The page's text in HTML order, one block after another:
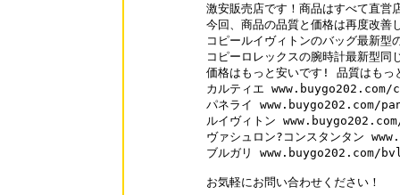
激安販売店です！商品はすべて直営
今回、商品の品質と価格は再度改善
コピールイヴィトンのバッグ最新型
コピーロレックスの腕時計最新型同
価格はもっと安いです! 品質はもっ
カルティエ
パネライ www.buygo202.com/
ルイヴィトン
ヴァシュロン?コンスタンタン
ブルガリ www.buygo202.com/
お気軽にお問い合わせください！